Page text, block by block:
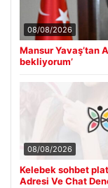
08/08/2026
Mansur Yavaş’tan
bekliyorum’
08/08/2026
Kelebek sohbet
Adresi Ve Chat